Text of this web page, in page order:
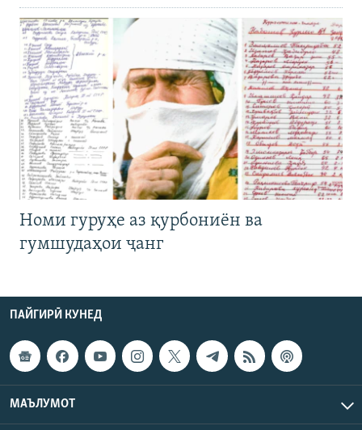
Номи гуруҳе аз қурбониён ва
гумшудаҳои ҷанг
ПАЙГИРӢ КУНЕД
МАЪЛУМОТ